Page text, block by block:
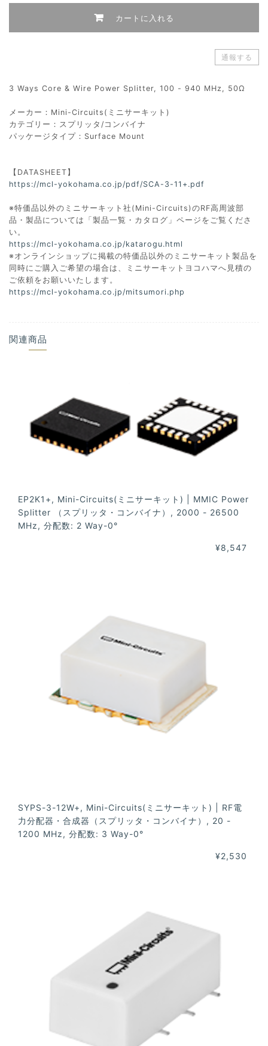
カートに入れる
通報する
3 Ways Core & Wire Power Splitter, 100 - 940 MHz, 50Ω
メーカー：Mini-Circuits(ミニサーキット)
カテゴリー：スプリッタ/コンバイナ
パッケージタイプ：Surface Mount
【DATASHEET】
https://mcl-yokohama.co.jp/pdf/SCA-3-11+.pdf
※特価品以外のミニサーキット社(Mini-Circuits)のRF高周波部
品・製品については「製品一覧・カタログ」ページをご覧くださ
い。
https://mcl-yokohama.co.jp/katarogu.html
※オンラインショップに掲載の特価品以外のミニサーキット製品を
同時にご購入ご希望の場合は、ミニサーキットヨコハマへ見積の
ご依頼をお願いいたします。
https://mcl-yokohama.co.jp/mitsumori.php
関連商品
EP2K1+, Mini-Circuits(ミニサーキット) | MMIC Power
Splitter （スプリッタ・コンバイナ）, 2000 - 26500
MHz, 分配数: 2 Way-0°
¥8,547
SYPS-3-12W+, Mini-Circuits(ミニサーキット) | RF電
力分配器・合成器（スプリッタ・コンバイナ）, 20 -
1200 MHz, 分配数: 3 Way-0°
¥2,530